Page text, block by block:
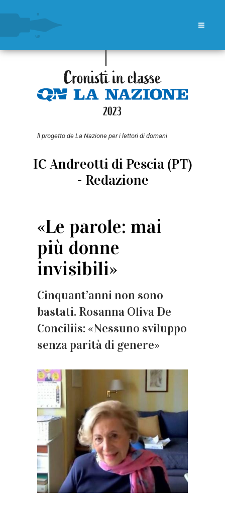
ll progetto de La Nazione per i lettori di domani
IC Andreotti di Pescia (PT)
- Redazione
«Le parole: mai
più donne
invisibili»
Cinquant’anni non sono
bastati. Rosanna Oliva De
Conciliis: «Nessuno sviluppo
senza parità di genere»